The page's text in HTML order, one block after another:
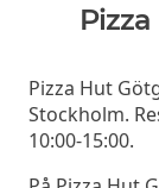
Pizza Hut
Stockholm.
10:00-15:00.